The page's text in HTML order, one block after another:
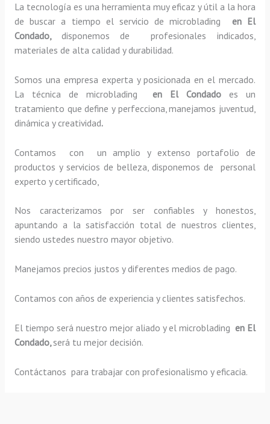
La tecnología es una herramienta muy eficaz y útil a la hora
de buscar a tiempo el servicio de microblading en El
Condado, disponemos de profesionales indicados,
materiales de alta calidad y durabilidad.
Somos una empresa experta y posicionada en el mercado.
La técnica de microblading en El Condado es un
tratamiento que define y perfecciona, manejamos juventud,
dinámica y creatividad.
Contamos con un amplio y extenso portafolio de
productos y servicios de belleza, disponemos de personal
experto y certificado,
Nos caracterizamos por ser confiables y honestos,
apuntando a la satisfacción total de nuestros clientes,
siendo ustedes nuestro mayor objetivo.
Manejamos precios justos y diferentes medios de pago.
Contamos con años de experiencia y clientes satisfechos.
El tiempo será nuestro mejor aliado y elmicroblading en El
Condado, será tu mejor decisión.
Contáctanos para trabajar con profesionalismo y eficacia.